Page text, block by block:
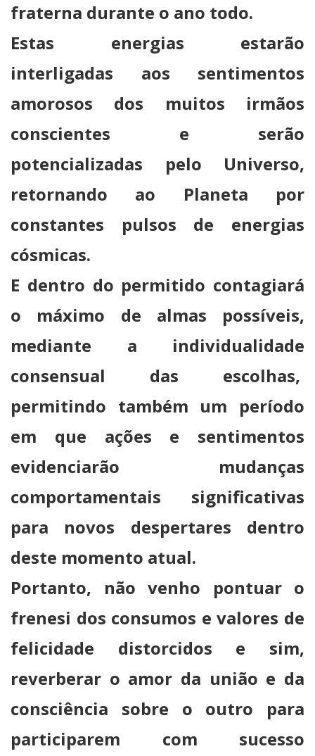
fraterna durante o ano todo.
Estas energias estarão
interligadas aos sentimentos
amorosos dos muitos irmãos
conscientes e serão
potencializadas pelo Universo,
retornando ao Planeta por
constantes pulsos de energias
cósmicas.
E dentro do permitido contagiará
o máximo de almas possíveis,
mediante a individualidade
consensual das escolhas,
permitindo também um período
em que ações e sentimentos
evidenciarão mudanças
comportamentais significativas
para novos despertares dentro
deste momento atual.
Portanto, não venho pontuar o
frenesi dos consumos e valores de
felicidade distorcidos e sim,
reverberar o amor da união e da
consciência sobre o outro para
participarem com sucesso